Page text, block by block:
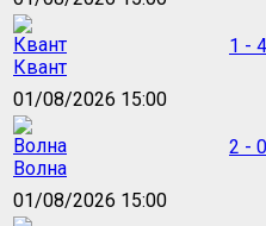
Квант
1 - 4
01/08/2026 15:00
Волна
2 - 0
01/08/2026 15:00